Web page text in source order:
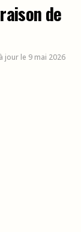
de
jour le 9 mai 2026